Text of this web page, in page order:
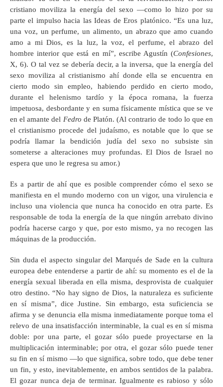
cristiano moviliza la energía del sexo —como lo hizo por su
parte el impulso hacia las Ideas de Eros platónico. “Es una luz,
una voz, un perfume, un alimento, un abrazo que amo cuando
amo a mi Dios, es la luz, la voz, el perfume, el abrazo del
hombre interior que está en mí”, escribe Agustín (Confesiones,
X, 6). O tal vez se debería decir, a la inversa, que la energía del
sexo moviliza al cristianismo ahí donde ella se encuentra en
cierto modo sin empleo, habiendo perdido en cierto modo,
durante el helenismo tardío y la época romana, la fuerza
impetuosa, desbordante y en suma físicamente mística que se ve
en el amante del Fedro de Platón. (Al contrario de todo lo que en
el cristianismo procede del judaísmo, es notable que lo que se
podría llamar la bendición judía del sexo no subsiste sin
someterse a alteraciones muy profundas. El Dios de Israel no
espera que uno le regresa su amor.)
Es a partir de ahí que es posible comprender cómo el sexo se
manifiesta en el mundo moderno con un vigor, una virulencia e
incluso una violencia que nunca ha conocido en otra parte. Es
responsable de toda la energía de la que ningún arrebato divino
podría hacerse cargo y que, por esto mismo, ya no recogen las
máquinas de la producción.
Sin duda el aspecto singular del Marqués de Sade en la cultura
europea debe entenderse a partir de ahí: su momento es el de la
energía sexual liberada en ella misma, desprovista de cualquier
otro destino. “No hay signo de Dios, la naturaleza es suficiente
en sí misma”, dice Justine. Sin embargo, esta suficiencia se
afirma y se denuncia ella misma inmediatamente porque toma el
relevo de una insatisfacción interminable, la cual es en sí misma
doble: por una parte, el gozar sólo puede proyectarse en la
multiplicación interminable; por otra, el gozar sólo puede tener
su fin en sí mismo —lo que significa, sobre todo, que debe tener
un fin, y esto, inevitablemente, en ambos sentidos de la palabra.
El gozar nunca deja de terminar. Igualmente es rabioso y sólo